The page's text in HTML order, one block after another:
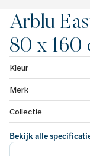
Arblu
80 x 160
Kleur
Merk
Collectie
Bekijk alle